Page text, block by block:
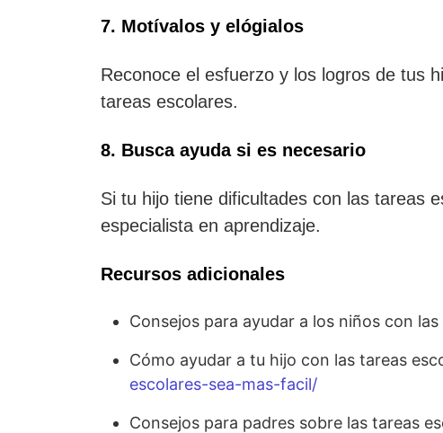
7. Motívalos y elógialos
Reconoce el esfuerzo y los logros de tus
tareas escolares.
8. Busca ayuda si es necesario
Si tu hijo tiene dificultades con las tareas
especialista en aprendizaje.
Recursos adicionales
Consejos para ayudar a los niños con
Cómo ayudar a tu hijo con las tareas
escolares-sea-mas-facil/
Consejos para padres sobre las tareas